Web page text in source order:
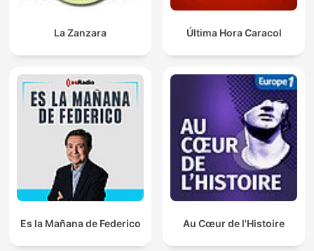
La Zanzara Última Hora Caracol
Es la Mañana de Federico Au Cœur de l'Histoire